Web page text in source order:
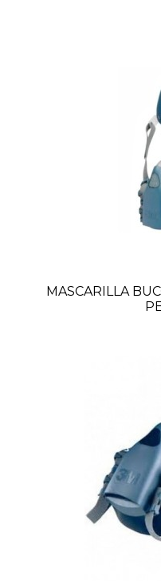
MASCARILLA